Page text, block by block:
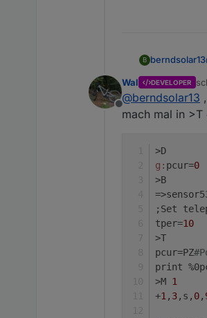
B berndsolar13
Offline
Wal DEVELOPER
@berndsolar13 ,
mach mal in
>D
g: pcur=0
>B
;Set
tper=10
>T
pcur=PZ
print
>M 1
+1, 3,s, 0,